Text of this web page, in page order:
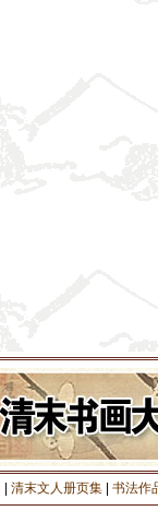
清末文人册页集 书法作